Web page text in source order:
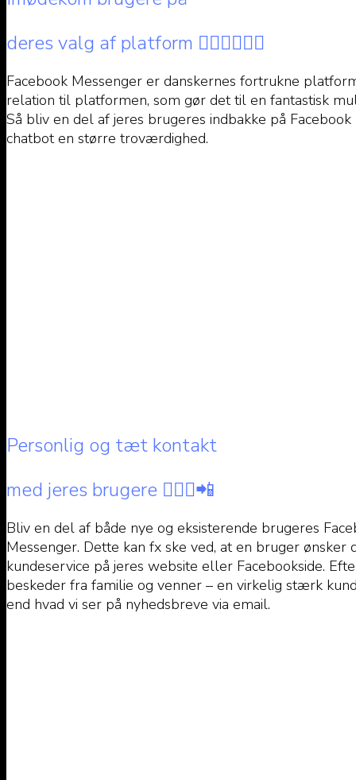
deres valg af platform 🙋🏼‍♀️🙋🏻‍♂️
Facebook Messenger er danskernes fortrukne
relation til platformen, som gør det til en fantastisk
Så bliv en del af jeres brugeres indbakke på
chatbot en større troværdighed.
Personlig og tæt kontakt
med jeres brugere 🙇🏼‍♀️📲
Bliv en del af både nye og eksisterende brugeres
Messenger. Dette kan fx ske ved, at en bruger
kundeservice på jeres website eller Facebookside.
beskeder fra familie og venner – en virkelig stærk
end hvad vi ser på nyhedsbreve via email.